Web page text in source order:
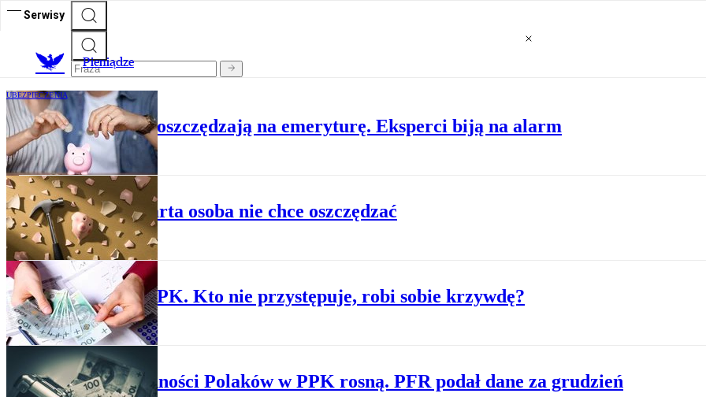
Serwisy
Pieniądze
UBEZPIECZENIA
Młodzi Polacy nie oszczędzają na emeryturę. Eksperci biją na alarm
OSZCZĘDZANIE
Co czwarta osoba nie chce oszczędzać
OSZCZĘDZANIE
5 lat z PPK. Kto nie przystępuje, robi sobie krzywdę?
Oszczędności Polaków w PPK rosną. PFR podał dane za grudzień